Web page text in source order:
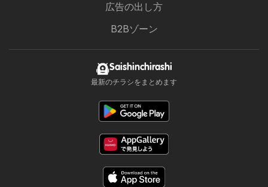
広告の出し方
B2Bゾーン
Saishinchirashi
最新のチラシをまとめます